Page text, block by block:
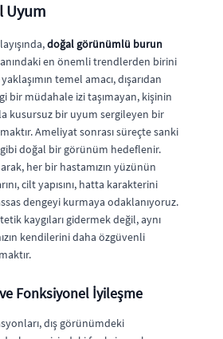
Uyum
doğal görünümlü burun
en önemli trendlerden birini
temel amacı, dışarıdan
bir müdahale izi taşımayan, kişinin
kusursuz bir uyum sergileyen bir
Ameliyat sonrası süreçte sanki
doğal bir görünüm hedeflenir.
her bir hastamızın yüzünün
cilt yapısını, hatta karakterini
dengeyi kurmaya odaklanıyoruz.
kaygıları gidermek değil, aynı
kendilerini daha özgüvenli
Fonksiyonel İyileşme
dış görünümdeki